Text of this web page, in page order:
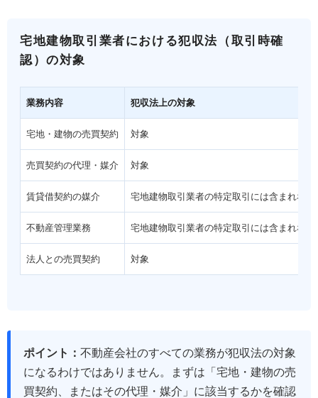
宅地建物取引業者における犯収法（取引時確
認）の対象
業務内容 犯収法上の対象
宅地・建物の売買契約 対象
売買契約の代理・媒介 対象
賃貸借契約の媒介 宅地建物取引業者の特定取引には含まれない
不動産管理業務 宅地建物取引業者の特定取引には含まれない
法人との売買契約 対象
ポイント： 不動産会社のすべての業務が犯収法の対象
になるわけではありません。まずは「宅地・建物の売
買契約、またはその代理・媒介」に該当するかを確認